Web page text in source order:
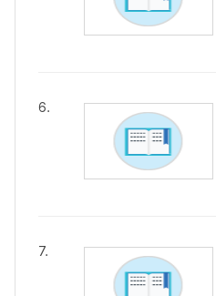
6.
7.